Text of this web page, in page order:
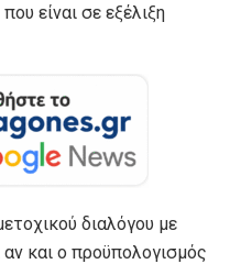
είναι σε εξέλιξη
διαλόγου με
και ο προϋπολογισμός